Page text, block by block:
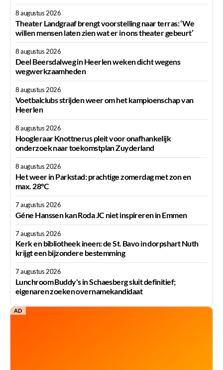
8 augustus 2026
Theater Landgraaf brengt voorstelling naar terras: ‘We
willen mensen laten zien wat er in ons theater gebeurt’
8 augustus 2026
Deel Beersdalweg in Heerlen weken dicht wegens
wegwerkzaamheden
8 augustus 2026
Voetbalclubs strijden weer om het kampioenschap van
Heerlen
8 augustus 2026
Hoogleraar Knottnerus pleit voor onafhankelijk
onderzoek naar toekomstplan Zuyderland
8 augustus 2026
Het weer in Parkstad: prachtige zomerdag met zon en
max. 28°C
7 augustus 2026
Géne Hanssen kan Roda JC niet inspireren in Emmen
7 augustus 2026
Kerk en bibliotheek ineen: de St. Bavo in dorpshart Nuth
krijgt een bijzondere bestemming
7 augustus 2026
Lunchroom Buddy's in Schaesberg sluit definitief;
eigenaren zoeken overnamekandidaat
AD